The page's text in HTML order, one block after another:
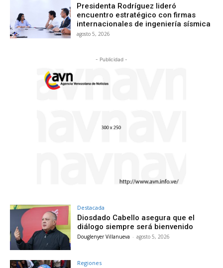
Presidenta Rodríguez lideró
encuentro estratégico con firmas
internacionales de ingeniería sísmica
agosto 5, 2026
- Publicidad -
Destacada
Diosdado Cabello asegura que el
diálogo siempre será bienvenido
Douglenyer Villanueva - agosto 5, 2026
Regiones